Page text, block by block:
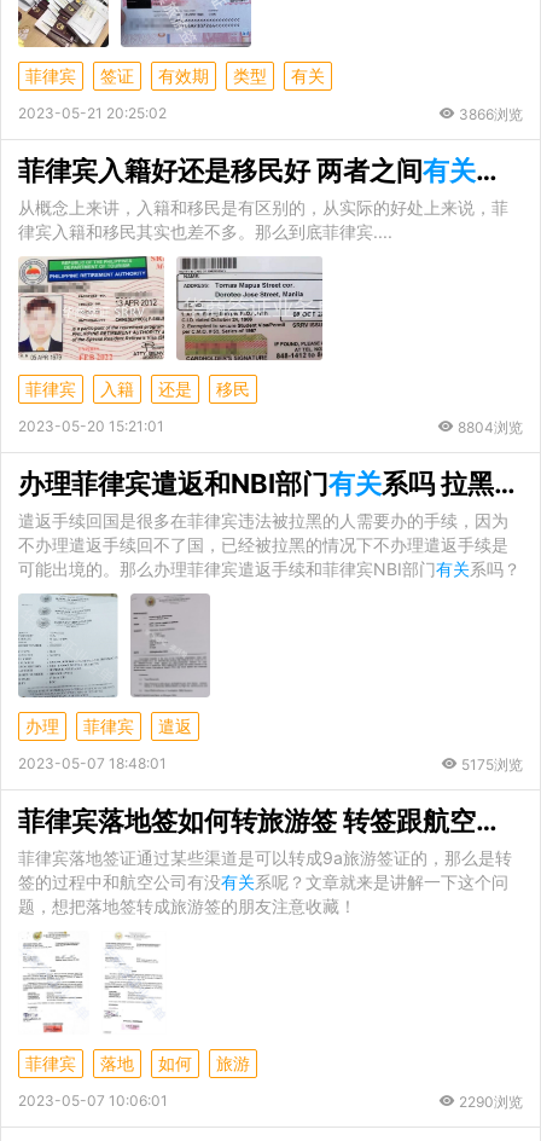
菲律宾 签证 有效期 类型 有关
2023-05-21 20:25:02 3866浏览
菲律宾入籍好还是移民好 两者之间有关系吗
从概念上来讲，入籍和移民是有区别的，从实际的好处上来说，菲
律宾入籍和移民其实也差不多。那么到底菲律宾....
菲律宾 入籍 还是 移民
2023-05-20 15:21:01 8804浏览
办理菲律宾遣返和NBI部门有关系吗 拉黑什么办法解决
遣返手续回国是很多在菲律宾违法被拉黑的人需要办的手续，因为
不办理遣返手续回不了国，已经被拉黑的情况下不办理遣返手续是
可能出境的。那么办理菲律宾遣返手续和菲律宾NBI部门有关系吗？
办理 菲律宾 遣返
2023-05-07 18:48:01 5175浏览
菲律宾落地签如何转旅游签 转签跟航空公司
菲律宾落地签证通过某些渠道是可以转成9a旅游签证的，那么是转
签的过程中和航空公司有没有关系呢？文章就来是讲解一下这个问
题，想把落地签转成旅游签的朋友注意收藏！
菲律宾 落地 如何 旅游
2023-05-07 10:06:01 2290浏览